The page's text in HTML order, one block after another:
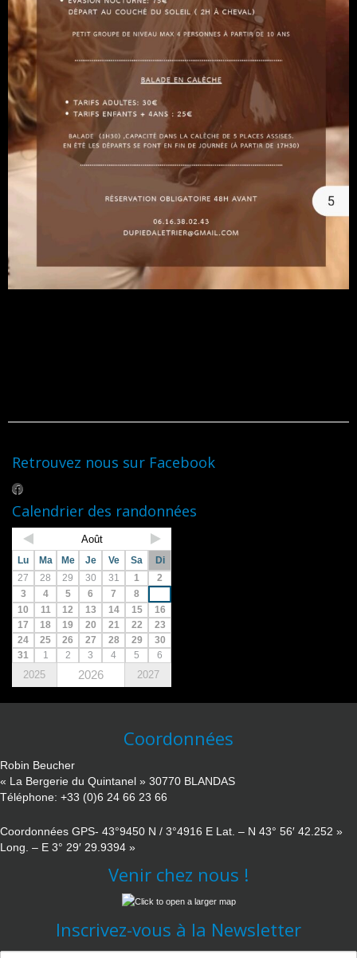
Retrouvez nous sur Facebook
Calendrier des randonnées
Août
Lu Ma Me Je Ve Sa
Di
27
28 29 30 31 1
2
3
4 5 6 7 8
10
11 12 13 14 15
16
17
18 19 20 21 22
23
24
25 26 27 28 29
30
31
1 2 3 4 5 6
2025 2026 2027
Coordonnées
Robin Beucher
« La Bergerie du Quintanel » 30770 BLANDAS
Téléphone: +33 (0)6 24 66 23 66
Coordonnées GPS- 43°9450 N / 3°4916 E Lat. – N 43° 56′ 42.252 »
Long. – E 3° 29′ 29.9394 »
Venir chez nous !
Inscrivez-vous à la Newsletter